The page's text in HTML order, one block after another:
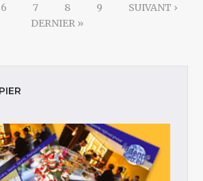
6 7 8 9
SUIVANT ›
DERNIER »